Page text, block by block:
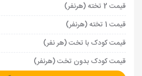
قیمت 2 تخته (هرنفر)
قیمت 1 تخته (هرنفر)
قیمت کودک با تخت (هر نفر)
قیمت کودک بدون تخت (هرنفر)